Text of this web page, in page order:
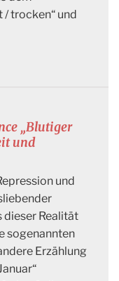
/ trocken“ und
„Blutiger
und
und
dieser Realität
sogenannten
Erzählung